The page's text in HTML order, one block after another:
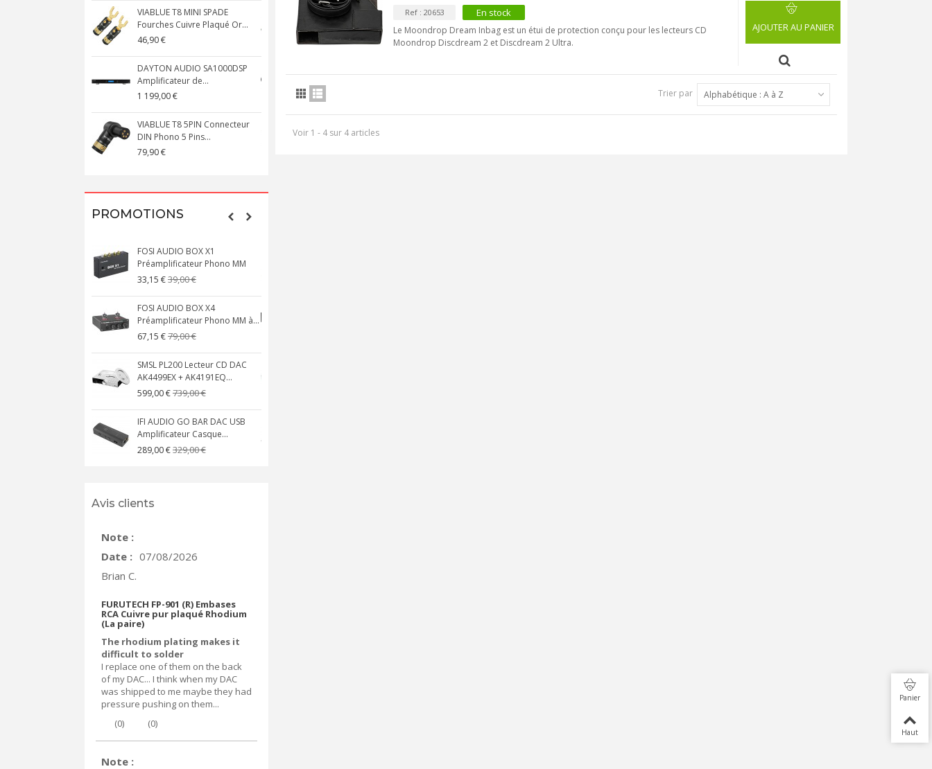
VIABLUE T8 MINI SPADE
Fourches Cuivre Plaqué Or...
46,90 €
DAYTON AUDIO SA1000DSP
Amplificateur de...
1 199,00 €
VIABLUE T8 5PIN Connecteur
DIN Phono 5 Pins...
79,90 €
VIABLUE T8 Borniers Enceinte
Cuivre +...
119,90 €
134,90 €
Modulation Jack 3.5mm...
PROMOTIONS
FOSI AUDIO BOX X1
Préamplificateur Phono MM
33,15 €39,00 €
FOSI AUDIO BOX X4
Préamplificateur Phono MM à...
67,15 €79,00 €
SMSL PL200 Lecteur CD DAC
AK4499EX + AK4191EQ...
599,00 €739,00 €
IFI AUDIO GO BAR DAC USB
Amplificateur Casque...
289,00 €329,00 €
Avis clients
Note :
Date : 07/08/2026
Brian C.
FURUTECH FP-901 (R) Embases
RCA Cuivre pur plaqué Rhodium
(La paire)
The rhodium plating makes it
difficult to solder
I replace one of them on the back
of my DAC... I think when my DAC
was shipped to me maybe they had
pressure pushing on them...
(0) (0)
Note :
Ref : 20653 En stock
Le Moondrop Dream Inbag est un étui de protection conçu pour les lecteurs CD
Moondrop Discdream 2 et Discdream 2 Ultra.
AJOUTER AU PANIER
Trier par Alphabétique : A à Z
Voir 1 - 4 sur 4 articles
Panier
Haut